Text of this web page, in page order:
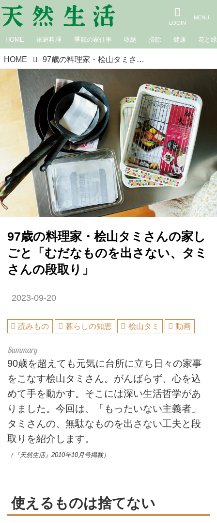
HOME 家庭料理 季節の家仕事 収納 掃除 健康 花と緑
HOME 97歳の料理家・桧山タミさんの家しごと「むだなものを出さない、タミさんの段取り」
97歳の料理家・桧山タミさんの家し
ごと「むだなものを出さない、タミ
さんの段取り」
2023-09-20
読みもの 暮らしの知恵 桧山タミ 動画
90歳を超えても元気に台所に立ち日々の家事
をこなす桧山タミさん。がんばらず、心を込
めて手を動かす。そこには深い生活哲学があ
りました。今回は、「もったいない主義者」
タミさんの、無駄なものを出さない工夫と段
取りを紹介します。
（『天然生活』2010年10月号掲載）
使えるものは捨てない